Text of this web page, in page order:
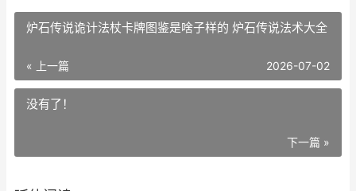
炉石传说诡计法杖卡牌图鉴是啥子样的 炉石传说法术大全
« 上一篇 2026-07-02
没有了！
下一篇 »